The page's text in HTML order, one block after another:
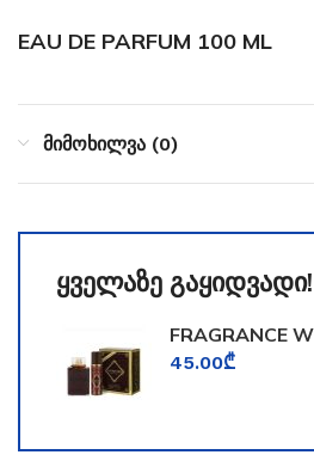
EAU DE PARFUM 100 ML
მიმოხილვა (0)
ყველაზე გაყიდვადი!
FRAGRANCE
TOOMFORD
45.00₾